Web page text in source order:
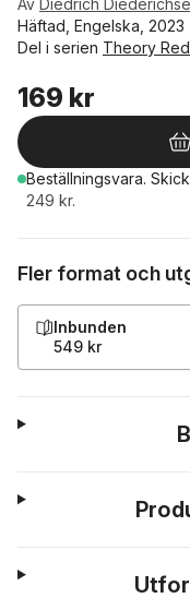
Av Diedrich
Häftad, Engelska, 2023
Del i serien Theory
169 kr
Beställningsvara.
249 kr.
Fler format och
Inbunden
549 kr